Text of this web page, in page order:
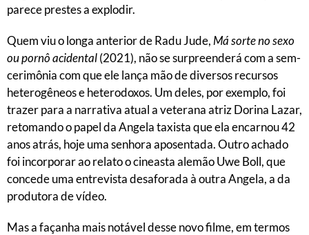
parece prestes a explodir.
Quem viu o longa anterior de Radu Jude, Má sorte no sexo
ou pornô acidental(2021), não se surpreenderá com a sem-
cerimônia com que ele lança mão de diversos recursos
heterogêneos e heterodoxos. Um deles, por exemplo, foi
trazer para a narrativa atual a veterana atriz Dorina Lazar,
retomando o papel da Angela taxista que ela encarnou 42
anos atrás, hoje uma senhora aposentada. Outro achado
foi incorporar ao relato o cineasta alemão Uwe Boll, que
concede uma entrevista desaforada à outra Angela, a da
produtora de vídeo.
Mas a façanha mais notável desse novo filme, em termos